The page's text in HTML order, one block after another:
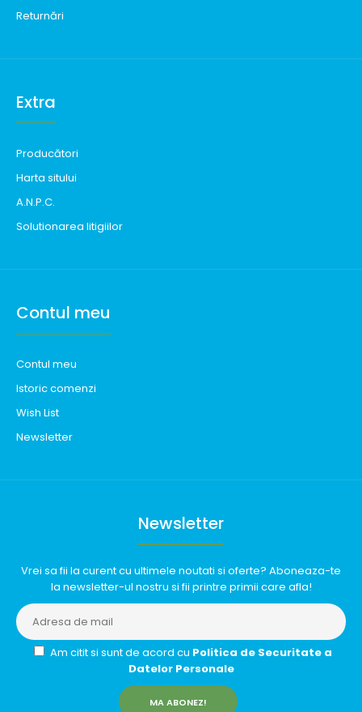
Returnări
Extra
Producători
Harta sitului
A.N.P.C.
Solutionarea litigiilor
Contul meu
Contul meu
Istoric comenzi
Wish List
Newsletter
Newsletter
Vrei sa fii la curent cu ultimele noutati si oferte? Aboneaza-te
la newsletter-ul nostru si fii printre primii care afla!
Am citit si sunt de acord cu Politica de Securitate a
Datelor Personale
MA ABONEZ!